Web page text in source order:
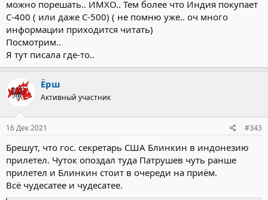
можно порешать.. ИМХО.. Тем более что Индия покупает
С-400 ( или даже С-500) ( не помню уже.. оч много
информации приходится читать)
Посмотрим..
Я тут писала где-то..
Ёрш
Активный участник
16 Дек 2021 #343
Брешут, что гос. секретарь США Блинкин в индонезию
прилетел. Чуток опоздал туда Патрушев чуть ранше
прилетел и Блинкин стоит в очереди на приём.
Всё чудесатее и чудесатее.